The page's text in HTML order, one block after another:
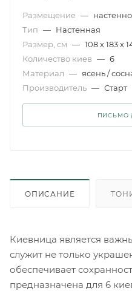
Размещение —
Тип — Настенная
Размер, см — 108 х 183 х
Количество киев — 6
Материал — ясень /
Производитель — Старт
ПИСЬМО
ОПИСАНИЕ
Киевница является
служит не только
обеспечивает
предназначена для 6